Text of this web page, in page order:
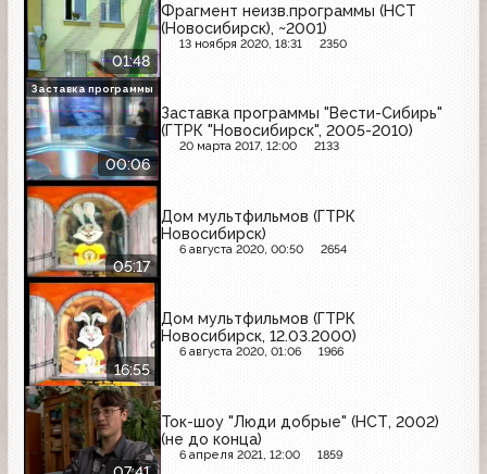
01:48
Фрагмент неизв.программы (НСТ
(Новосибирск), ~2001)
13 ноября 2020, 18:31 2350
00:06
Заставка программы "Вести-Сибирь"
(ГТРК "Новосибирск", 2005-2010)
20 марта 2017, 12:00 2133
Заставка программы
05:17
Дом мультфильмов (ГТРК
Новосибирск)
6 августа 2020, 00:50 2654
16:55
Дом мультфильмов (ГТРК
Новосибирск, 12.03.2000)
6 августа 2020, 01:06 1966
Ток-шоу "Люди добрые" (НСТ, 2002)
(не до конца)
6 апреля 2021, 12:00 1859